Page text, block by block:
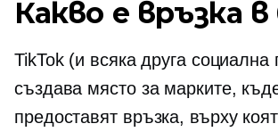
Какво е връзка в
TikTok (и всяка друга
създава място за марките,
предоставят връзка, върху